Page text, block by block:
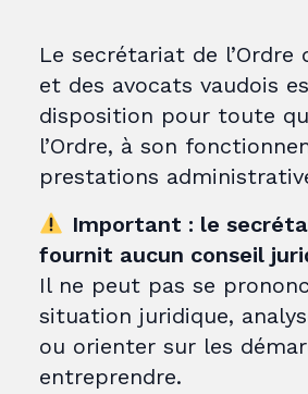
Le secrétariat de l’Ordre
et des avocats vaudois
disposition pour toute
l’Ordre, à son
prestations
Important : le
fournit aucun conseil
Il ne peut pas se
situation juridique,
ou orienter sur les
entreprendre.